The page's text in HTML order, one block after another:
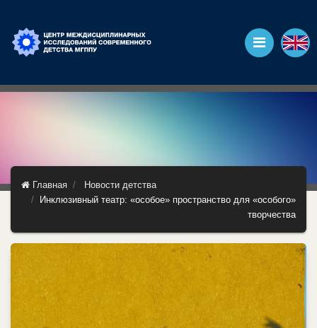
Главная
Новости детства
Инклюзивный театр: «особое» пространство для «особого»
творчества